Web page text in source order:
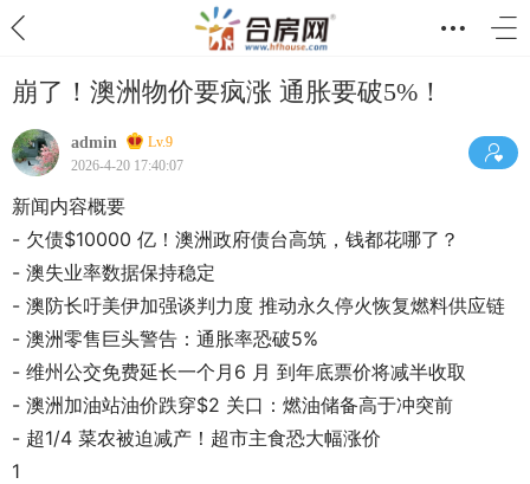
崩了！澳洲物价要疯涨 通胀要破5%！
admin
Lv.9
2026-4-20 17:40:07
新闻内容概要
- 欠债$10000 亿！澳洲政府债台高筑，钱都花哪了？
- 澳失业率数据保持稳定
- 澳防长吁美伊加强谈判力度 推动永久停火恢复燃料供应链
- 澳洲零售巨头警告：通胀率恐破5%
- 维州公交免费延长一个月6 月 到年底票价将减半收取
- 澳洲加油站油价跌穿$2 关口：燃油储备高于冲突前
- 超1/4 菜农被迫减产！超市主食恐大幅涨价
1